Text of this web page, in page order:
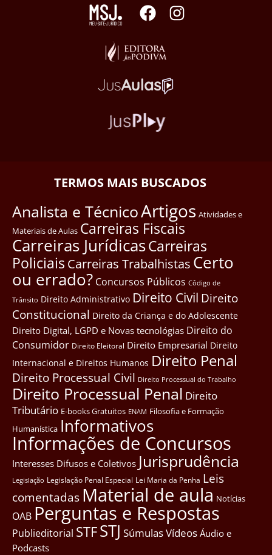
TERMOS MAIS BUSCADOS
Analista e TécnicoArtigos Atividades e
Materiais de Aulas Carreiras Fiscais
Carreiras JurídicasCarreiras
Policiais Carreiras Trabalhistas Certo
ou errado? Concursos Públicos Côdigo de
Trânsito Direito Administrativo Direito Civil Direito
Constitucional Direito da Criança e do Adolescente
Direito Digital, LGPD e Novas tecnológias Direito do
Consumidor Direito Eleitoral Direito Empresarial Direito
Internacional e Direitos Humanos Direito Penal
Direito Processual Civil Direito Processual do Trabalho
Direito Processual Penal Direito
Tributário E-books Gratuitos ENAM Filosofia e Formação
Humanística Informativos
Informações de Concursos
Interesses Difusos e Coletivos Jurisprudência
Legislação Legislação Penal Especial Lei Maria da Penha Leis
comentadas Material de aula Notícias
OAB Perguntas e Respostas
Publieditorial STFSTJ SúmulasVídeos Áudio e
Podcasts